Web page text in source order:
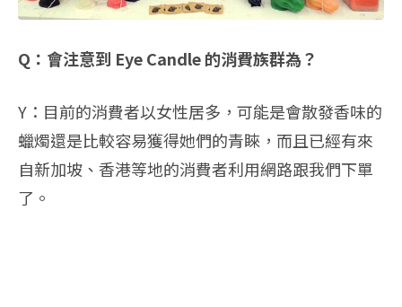
Q：會注意到 Eye Candle 的消費族群為？
Y：目前的消費者以女性居多，可能是會散發香味的
蠟燭還是比較容易獲得她們的青睞，而且已經有來
自新加坡、香港等地的消費者利用網路跟我們下單
了。